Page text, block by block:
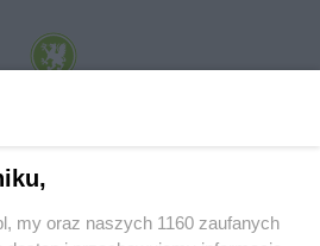
z o.o. Internetowy Serwis Informacyjny Miasta
my oraz naszych 1160 zaufanych